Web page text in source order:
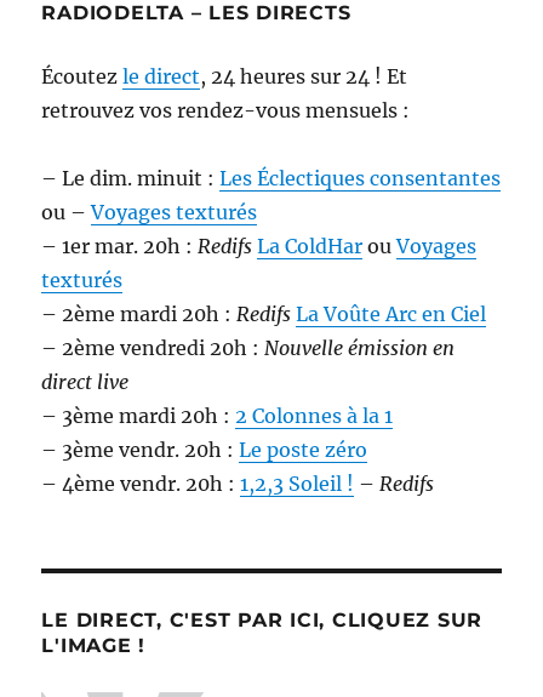
RADIODELTA – LES DIRECTS
Écoutezle direct, 24 heures sur 24 ! Et
retrouvez vos rendez-vous mensuels :
– Le dim. minuit :Les Éclectiques consentantes
ou –Voyages texturés
– 1er mar. 20h :Redifs La ColdHar ouVoyages
texturés
– 2ème mardi 20h :Redifs La Voûte Arc en Ciel
– 2ème vendredi 20h :Nouvelle émission en
direct live
– 3ème mardi 20h :2 Colonnes à la 1
– 3ème vendr. 20h :Le poste zéro
– 4ème vendr. 20h :1,2,3 Soleil ! –Redifs
LE DIRECT, C'EST PAR ICI, CLIQUEZ SUR
L'IMAGE !